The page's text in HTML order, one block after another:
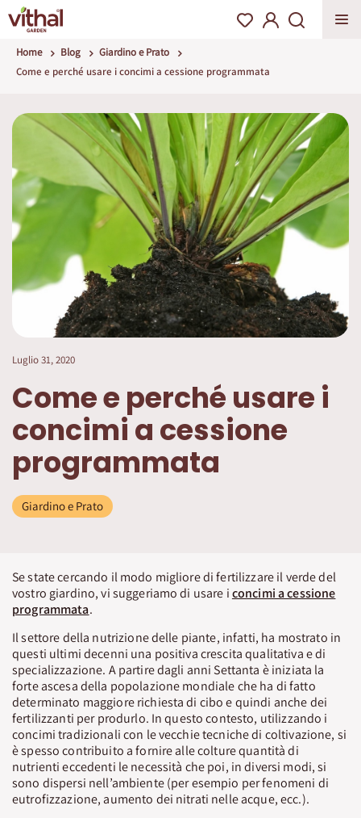
Home Blog
Giardino e Prato
Come e perché usare i concimi a cessione programmata
Luglio 31, 2020
Come e perché usare i
concimi a cessione
programmata
Giardino e Prato
Se state cercando il modo migliore di fertilizzare il verde del
vostro giardino, vi suggeriamo di usare iconcimi a cessione
programmata.
Il settore della nutrizione delle piante, infatti, ha mostrato in
questi ultimi decenni una positiva crescita qualitativa e di
specializzazione. A partire dagli anni Settanta è iniziata la
forte ascesa della popolazione mondiale che ha di fatto
determinato maggiore richiesta di cibo e quindi anche dei
fertilizzanti per produrlo. In questo contesto, utilizzando i
concimi tradizionali con le vecchie tecniche di coltivazione, si
è spesso contribuito a fornire alle colture quantità di
nutrienti eccedenti le necessità che poi, in diversi modi, si
sono dispersi nell’ambiente (per esempio per fenomeni di
eutrofizzazione, aumento dei nitrati nelle acque, ecc.).